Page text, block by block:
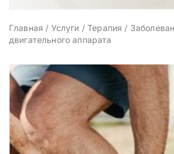
Главная / Услуги / Терапия /
двигательного аппарата